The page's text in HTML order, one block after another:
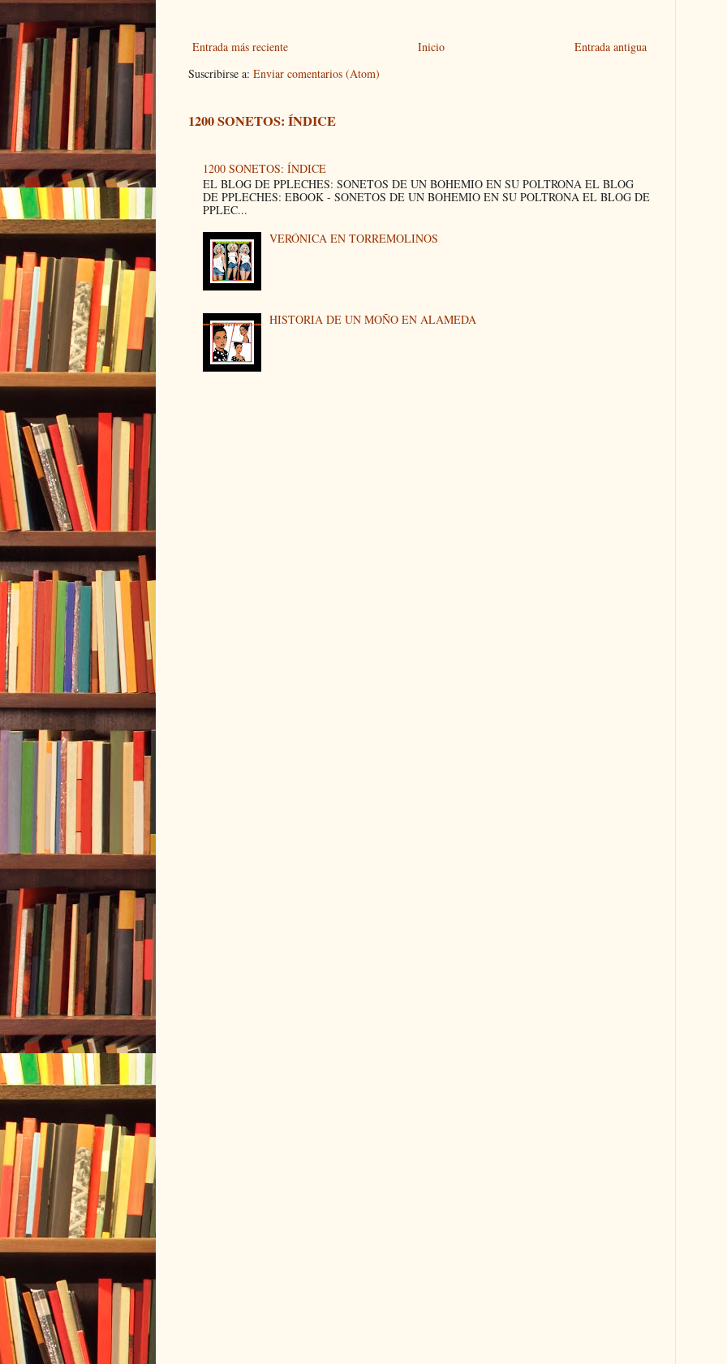
Entrada más reciente Entrada antigua
Inicio
Suscribirse a: Enviar comentarios (Atom)
1200 SONETOS: ÍNDICE
1200 SONETOS: ÍNDICE
EL BLOG DE PPLECHES: SONETOS DE UN BOHEMIO EN SU POLTRONA EL BLOG
DE PPLECHES: EBOOK - SONETOS DE UN BOHEMIO EN SU POLTRONA EL BLOG DE
PPLEC...
VERÓNICA EN TORREMOLINOS
HISTORIA DE UN MOÑO EN ALAMEDA